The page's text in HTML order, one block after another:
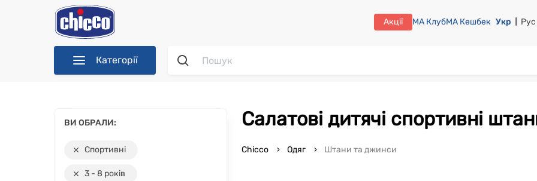
Акції МА КлубМА Кешбек Укр Рус
Категорії
ВИ ОБРАЛИ:
Спортивні
3 - 8 років
Салатові дитячі спортивні
Chicco Одяг Штани та джинси